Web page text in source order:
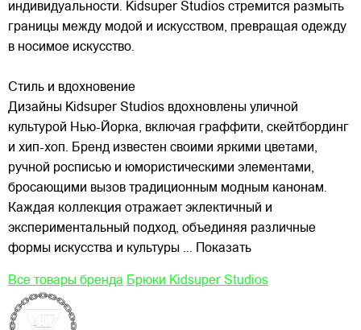
индивидуальности. Kidsuper Studios стремится размыть
границы между модой и искусством, превращая одежду
в носимое искусство.
Стиль и вдохновение
Дизайны Kidsuper Studios вдохновлены уличной
культурой Нью-Йорка, включая граффити, скейтбординг
и хип-хоп. Бренд известен своими яркими цветами,
ручной росписью и юмористическими элементами,
бросающими вызов традиционным модным канонам.
Каждая коллекция отражает эклектичный и
экспериментальный подход, объединяя различные
формы искусства и культуры ... Показать
Все товары бренда Брюки Kidsuper Studios